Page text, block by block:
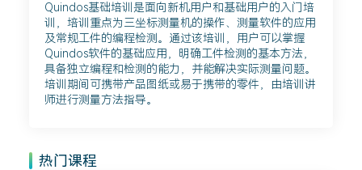
Quindos基础培训是面向新机用户和基础用户的入门培
训，培训重点为三坐标测量机的操作、测量软件的应用
及常规工件的编程检测。通过该培训，用户可以掌握
Quindos软件的基础应用，明确工件检测的基本方法，
具备独立编程和检测的能力，并能解决实际测量问题。
培训期间可携带产品图纸或易于携带的零件，由培训讲
师进行测量方法指导。
热门课程